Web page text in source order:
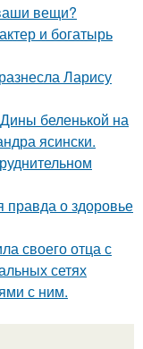
вещи?
и богатырь
Ларису
беленькой на
ясински.
правда о здоровье
своего отца с
сетях
с ним.